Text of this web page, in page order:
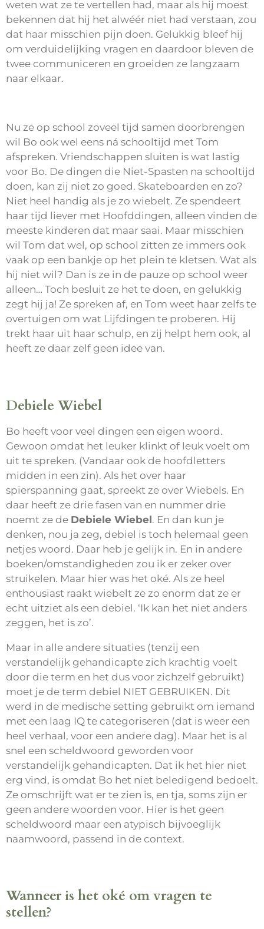
weten wat ze te vertellen had, maar als hij moest
bekennen dat hij het alwéér niet had verstaan, zou
dat haar misschien pijn doen. Gelukkig bleef hij
om verduidelijking vragen en daardoor bleven de
twee communiceren en groeiden ze langzaam
naar elkaar.
Nu ze op school zoveel tijd samen doorbrengen
wil Bo ook wel eens ná schooltijd met Tom
afspreken. Vriendschappen sluiten is wat lastig
voor Bo. De dingen die Niet-Spasten na schooltijd
doen, kan zij niet zo goed. Skateboarden en zo?
Niet heel handig als je zo wiebelt. Ze spendeert
haar tijd liever met Hoofddingen, alleen vinden de
meeste kinderen dat maar saai. Maar misschien
wil Tom dat wel, op school zitten ze immers ook
vaak op een bankje op het plein te kletsen. Wat als
hij niet wil? Dan is ze in de pauze op school weer
alleen… Toch besluit ze het te doen, en gelukkig
zegt hij ja! Ze spreken af, en Tom weet haar zelfs te
overtuigen om wat Lijfdingen te proberen. Hij
trekt haar uit haar schulp, en zij helpt hem ook, al
heeft ze daar zelf geen idee van.
Debiele Wiebel
Bo heeft voor veel dingen een eigen woord.
Gewoon omdat het leuker klinkt of leuk voelt om
uit te spreken. (Vandaar ook de hoofdletters
midden in een zin). Als het over haar
spierspanning gaat, spreekt ze over Wiebels. En
daar heeft ze drie fasen van en nummer drie
noemt ze de Debiele Wiebel. En dan kun je
denken, nou ja zeg, debiel is toch helemaal geen
netjes woord. Daar heb je gelijk in. En in andere
boeken/omstandigheden zou ik er zeker over
struikelen. Maar hier was het oké. Als ze heel
enthousiast raakt wiebelt ze zo enorm dat ze er
echt uitziet als een debiel. ‘Ik kan het niet anders
zeggen, het is zo’.
Maar in alle andere situaties (tenzij een
verstandelijk gehandicapte zich krachtig voelt
door die term en het dus voor zichzelf gebruikt)
moet je de term debiel NIET GEBRUIKEN. Dit
werd in de medische setting gebruikt om iemand
met een laag IQ te categoriseren (dat is weer een
heel verhaal, voor een andere dag). Maar het is al
snel een scheldwoord geworden voor
verstandelijk gehandicapten. Dat ik het hier niet
erg vind, is omdat Bo het niet beledigend bedoelt.
Ze omschrijft wat er te zien is, en tja, soms zijn er
geen andere woorden voor. Hier is het geen
scheldwoord maar een atypisch bijvoeglijk
naamwoord, passend in de context.
Wanneer is het oké om vragen te
stellen?